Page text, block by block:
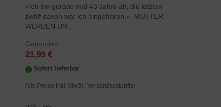
»Ich bin gerade mal 43 Jahre alt, die letzten
zwölf davon war ich eingefroren.« MUTTER
WERDEN UN...
Gebunden
21,99 €
Sofort lieferbar
Alle Preise inkl. MwSt | Versandkostenfrei